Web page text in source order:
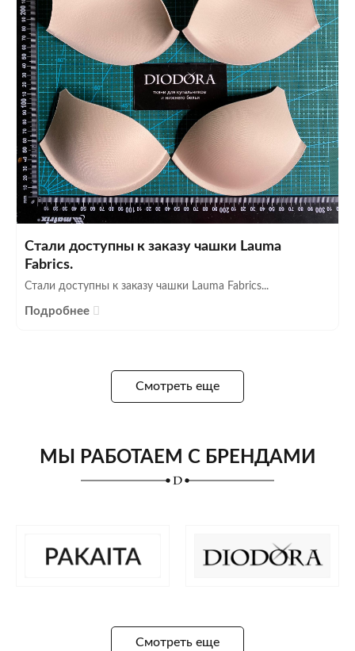
Стали доступны к заказу чашки Lauma
Fabrics.
Стали доступны к заказу чашки Lauma Fabrics...
Подробнее
Смотреть еще
МЫ РАБОТАЕМ С БРЕНДАМИ
Смотреть еще